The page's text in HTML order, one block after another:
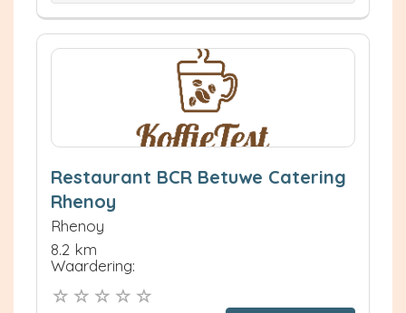
Restaurant BCR Betuwe Catering
Rhenoy
Rhenoy
8.2 km
Waardering: